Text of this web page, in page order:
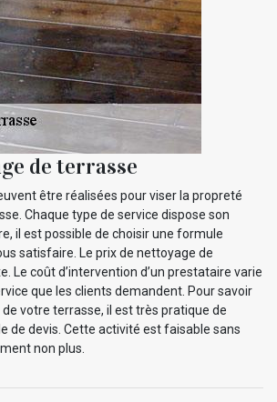
de terrasse
être réalisées pour viser la propreté
Chaque type de service dispose son
il est possible de choisir une formule
satisfaire. Le prix de nettoyage de
Le coût d’intervention d’un prestataire varie
que les clients demandent. Pour savoir
votre terrasse, il est très pratique de
de devis. Cette activité est faisable sans
non plus.